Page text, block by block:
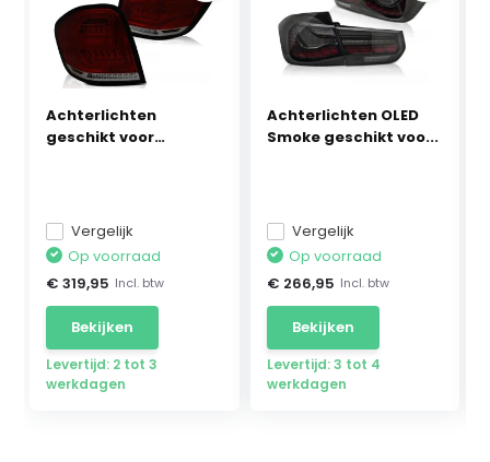
Achterlichten
geschikt voor
Vergelijk
Op voorraad
€ 319,95 Incl. btw
Bekijken
Levertijd: 2 tot 3
werkdagen
Achterlichten OLED
Smoke geschikt voo...
Vergelijk
Op voorraad
€ 266,95 Incl. btw
Bekijken
Levertijd: 3 tot 4
werkdagen